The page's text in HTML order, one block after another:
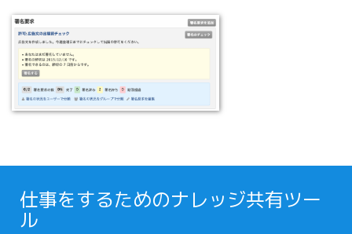
仕事をするためのナレッジ共有ツー
ル